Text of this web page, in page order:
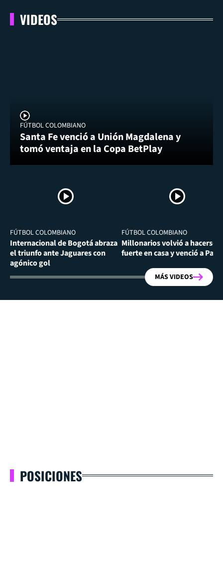
VIDEOS
FÚTBOL COLOMBIANO
Santa Fe venció a Unión Magdalena y
tomó ventaja en la Copa BetPlay
FÚTBOL COLOMBIANO
Internacional de Bogotá abraza
el triunfo ante Jaguares con
agónico gol
FÚTBOL COLOMBIANO
Millonarios volvió a hacerse
fuerte en casa y venció a
MÁS VIDEOS
POSICIONES